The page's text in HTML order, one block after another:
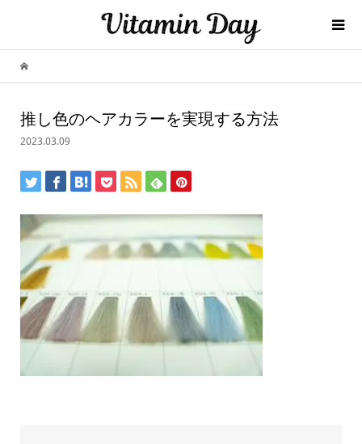
推し色のヘアカラーを実現する方法
2023.03.09